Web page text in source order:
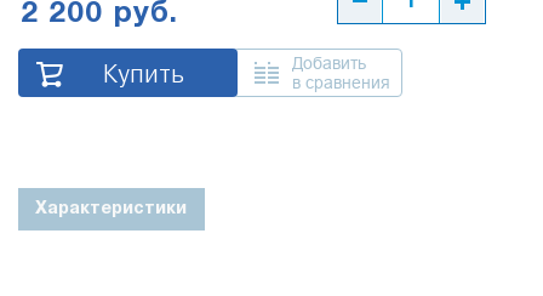
2 200 руб.
Купить
Добавить
в сравнения
Характеристики